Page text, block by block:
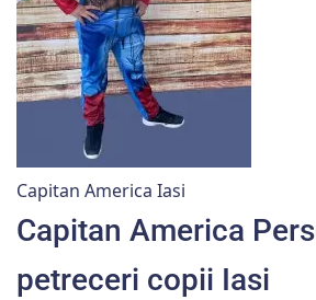
Capitan America Iasi
Capitan America
petreceri copii Iasi